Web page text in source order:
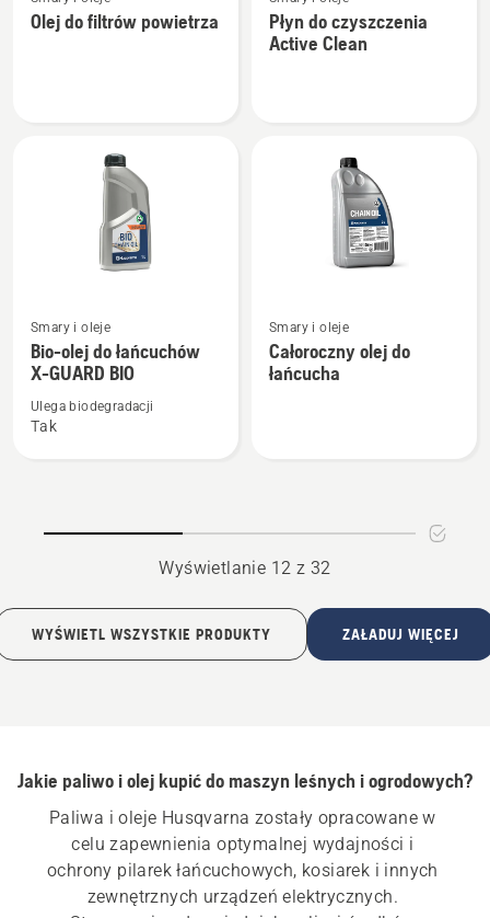
szczegółów
Olej do filtrów powietrza
szczegółów
Płyn do czyszczenia
Active Clean
więcej
szczegółów
Bio-
Smary i oleje
Bio-olej do łańcuchów
X-GUARD BIO
Ulega biodegradacji
Tak
więcej
szczegółów
Smary i oleje
Całoroczny olej do
łańcucha
Wyświetlanie 12 z 32
WYŚWIETL WSZYSTKIE PRODUKTY ZAŁADUJ WIĘCEJ
Jakie paliwo i olej kupić do maszyn leśnych i ogrodowych?
Paliwa i oleje Husqvarna zostały opracowane w
celu zapewnienia optymalnej wydajności i
ochrony pilarek łańcuchowych, kosiarek i innych
zewnętrznych urządzeń elektrycznych.